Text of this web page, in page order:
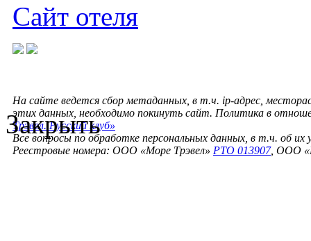
Сайт отеля
На сайте ведется сбор метаданных, в т.ч. ip-адрес,
этих данных, необходимо покинуть сайт. Политика в
Трэвел. Русский клуб»
Все вопросы по обработке персональных данных, в т.ч. об их
Реестровые номера: ООО «Море Трэвел» РТО 013907, ООО
Закрыть